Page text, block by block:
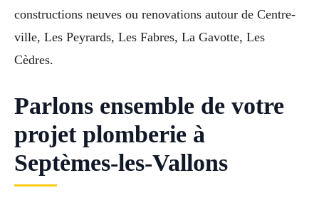
constructions neuves ou renovations autour de Centre-
ville, Les Peyrards, Les Fabres, La Gavotte, Les
Cèdres.
Parlons ensemble de votre
projet plomberie à
Septèmes-les-Vallons